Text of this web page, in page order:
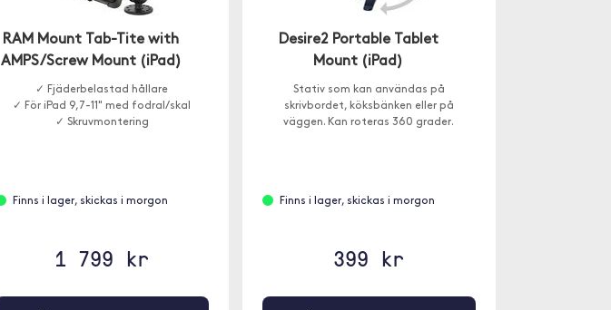
RAM Mount Tab-Tite with
AMPS/Screw Mount (iPad)
✓ Fjäderbelastad hållare
✓ För iPad 9,7-11" med fodral/skal
✓ Skruvmontering
Finns i lager, skickas i morgon
1 799 kr
Desire2 Portable Tablet
Mount (iPad)
Stativ som kan användas på
skrivbordet, köksbänken eller på
väggen. Kan roteras 360 grader.
Finns i lager, skickas i morgon
399 kr